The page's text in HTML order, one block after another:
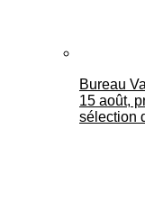
Bureau
15 août,
sélection